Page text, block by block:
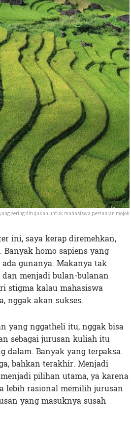
sering ditujukan untuk mahasiswa pertanian mojok
ini, saya kerap diremehkan,
homo sapiens yang
gunanya. Makanya tak
menjadi bulan-bulanan
stigma kalau mahasiswa
nggak akan sukses.
yang nggatheli itu, nggak bisa
sebagai jurusan kuliah itu
Banyak yang terpaksa.
bahkan terakhir. Menjadi
pilihan utama, ya karena
lebih rasional memilih jurusan
yang masuknya susah